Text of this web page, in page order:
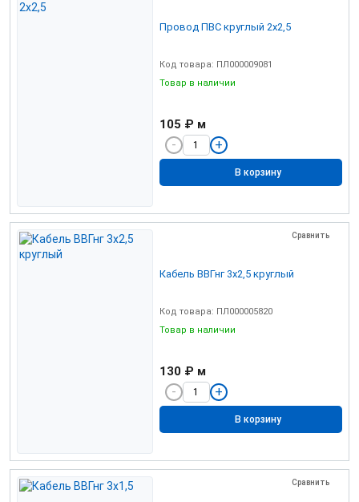
Провод ПВС круглый 2х2,5
Код товара: ПЛ000009081
Товар в наличии
105 ₽ м
В корзину
Сравнить
Кабель ВВГнг 3х2,5 круглый
Код товара: ПЛ000005820
Товар в наличии
130 ₽ м
В корзину
Сравнить